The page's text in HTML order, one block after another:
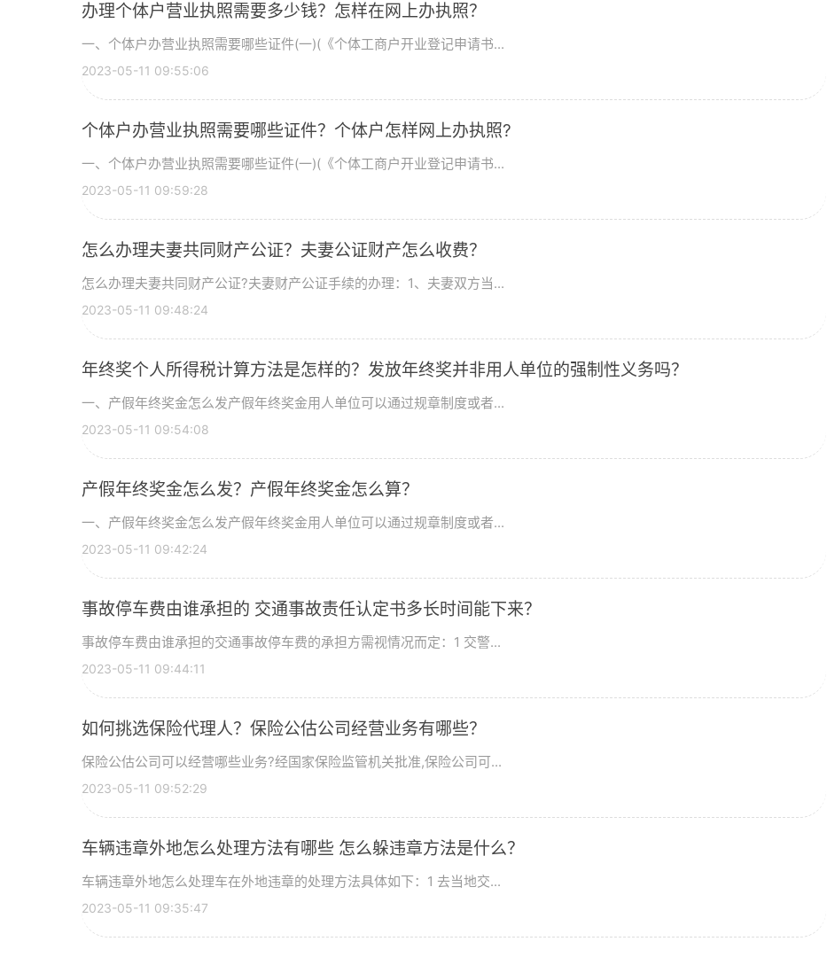
办理个体户营业执照需要多少钱？怎样在网上办执照？
一、个体户办营业执照需要哪些证件(一)(《个体工商户开业登记申请书...
2023-05-11 09:55:06
个体户办营业执照需要哪些证件？个体户怎样网上办执照?
一、个体户办营业执照需要哪些证件(一)(《个体工商户开业登记申请书...
2023-05-11 09:59:28
怎么办理夫妻共同财产公证？夫妻公证财产怎么收费？
怎么办理夫妻共同财产公证?夫妻财产公证手续的办理：1、夫妻双方当...
2023-05-11 09:48:24
年终奖个人所得税计算方法是怎样的？发放年终奖并非用人单位的强制性义务吗？
一、产假年终奖金怎么发产假年终奖金用人单位可以通过规章制度或者...
2023-05-11 09:54:08
产假年终奖金怎么发？产假年终奖金怎么算？
一、产假年终奖金怎么发产假年终奖金用人单位可以通过规章制度或者...
2023-05-11 09:42:24
事故停车费由谁承担的 交通事故责任认定书多长时间能下来？
事故停车费由谁承担的交通事故停车费的承担方需视情况而定：1 交警...
2023-05-11 09:44:11
如何挑选保险代理人？保险公估公司经营业务有哪些？
保险公估公司可以经营哪些业务?经国家保险监管机关批准,保险公司可...
2023-05-11 09:52:29
车辆违章外地怎么处理方法有哪些 怎么躲违章方法是什么？
车辆违章外地怎么处理车在外地违章的处理方法具体如下：1 去当地交...
2023-05-11 09:35:47